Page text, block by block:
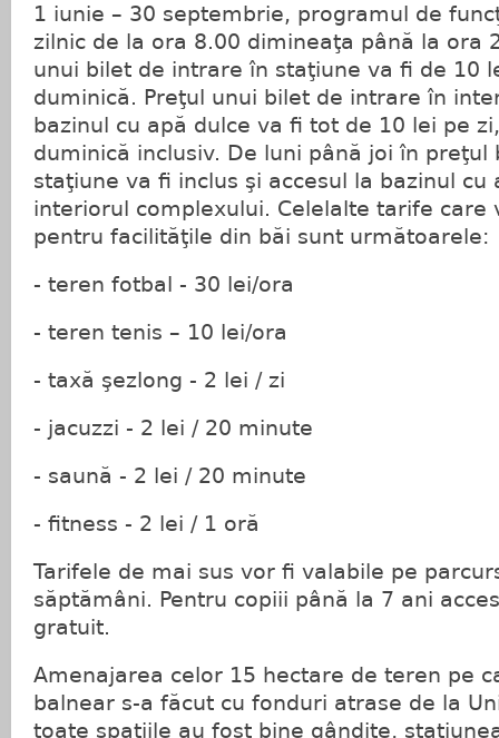
1 iunie – 30 septembrie, programul de
zilnic de la ora 8.00 dimineaţa până la ora
unui bilet de intrare în staţiune va fi de 10
duminică. Preţul unui bilet de intrare în
bazinul cu apă dulce va fi tot de 10 lei pe
duminică inclusiv. De luni până joi în
staţiune va fi inclus şi accesul la bazinul cu
interiorul complexului. Celelalte tarife care
pentru facilităţile din băi sunt următoarele:
- teren fotbal - 30 lei/ora
- teren tenis – 10 lei/ora
- taxă şezlong - 2 lei / zi
- jacuzzi - 2 lei / 20 minute
- saună - 2 lei / 20 minute
- fitness - 2 lei / 1 oră
Tarifele de mai sus vor fi valabile pe
săptămâni. Pentru copiii până la 7 ani
gratuit.
Amenajarea celor 15 hectare de teren pe
balnear s-a făcut cu fonduri atrase de la
toate spaţiile au fost bine gândite,